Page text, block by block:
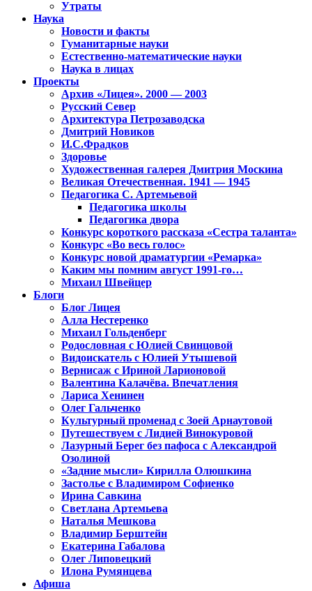
Утраты
Наука
Новости и факты
Гуманитарные науки
Естественно-математические науки
Наука в лицах
Проекты
Архив «Лицея». 2000 — 2003
Русский Север
Архитектура Петрозаводска
Дмитрий Новиков
И.С.Фрадков
Здоровье
Художественная галерея Дмитрия Москина
Великая Отечественная. 1941 — 1945
Педагогика С. Артемьевой
Педагогика школы
Педагогика двора
Конкурс короткого рассказа «Сестра таланта»
Конкурс «Во весь голос»
Конкурс новой драматургии «Ремарка»
Каким мы помним август 1991-го…
Михаил Швейцер
Блоги
Блог Лицея
Алла Нестеренко
Михаил Гольденберг
Родословная с Юлией Свинцовой
Видоискатель с Юлией Утышевой
Вернисаж с Ириной Ларионовой
Валентина Калачёва. Впечатления
Лариса Хенинен
Олег Гальченко
Культурный променад с Зоей Арнаутовой
Путешествуем с Лидией Винокуровой
Лазурный Берег без пафоса с Александрой
Озолиной
«Задние мысли» Кирилла Олюшкина
Застолье с Владимиром Софиенко
Ирина Савкина
Светлана Артемьева
Наталья Мешкова
Владимир Берштейн
Екатерина Габалова
Олег Липовецкий
Илона Румянцева
Афиша